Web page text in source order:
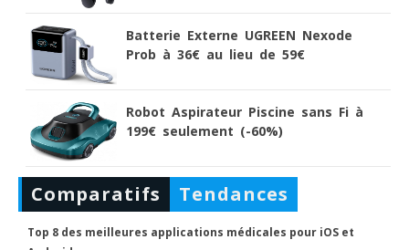
Batterie Externe UGREEN Nexode
Prob à 36€ au lieu de 59€
Robot Aspirateur Piscine sans Fi à
199€ seulement (-60%)
Comparatifs Tendances
Top 8 des meilleures applications médicales pour iOS et